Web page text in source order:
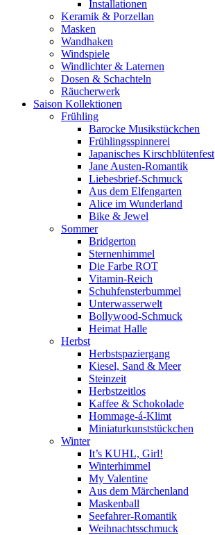
Installationen
Keramik & Porzellan
Masken
Wandhaken
Windspiele
Windlichter & Laternen
Dosen & Schachteln
Räucherwerk
Saison Kollektionen
Frühling
Barocke Musikstückchen
Frühlingsspinnerei
Japanisches Kirschblütenfest
Jane Austen-Romantik
Liebesbrief-Schmuck
Aus dem Elfengarten
Alice im Wunderland
Bike & Jewel
Sommer
Bridgerton
Sternenhimmel
Die Farbe ROT
Vitamin-Reich
Schuhfensterbummel
Unterwasserwelt
Bollywood-Schmuck
Heimat Halle
Herbst
Herbstspaziergang
Kiesel, Sand & Meer
Steinzeit
Herbstzeitlos
Kaffee & Schokolade
Hommage-á-Klimt
Miniaturkunststückchen
Winter
It’s KUHL, Girl!
Winterhimmel
My Valentine
Aus dem Märchenland
Maskenball
Seefahrer-Romantik
Weihnachtsschmuck